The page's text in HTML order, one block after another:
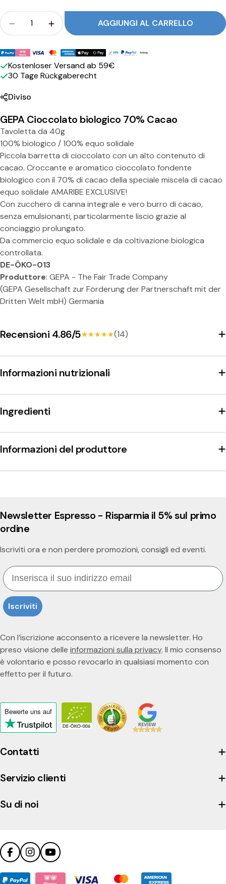
d
C
a
c
a
o
Folla
Quantità per GEPA Cioccolato BIO al 70% di
Quantità per GEPA Cioccolato BIO al
AGGIUNGI AL CARRELLO
Metodi
di
pagamento
Kostenloser Versand ab 59€
30 Tage Rückgaberecht
Diviso
Condividi questo prodotto
Diviso:
GEPA Cioccolato biologico 70% Cacao
Tavoletta da 40g
100% biologico / 100% equo solidale
Piccola barretta di cioccolato con un alto contenuto di
cacao. Croccante e aromatico cioccolato fondente
biologico con il 70% di cacao della speciale miscela di cacao
equo solidale AMARIBE EXCLUSIVE!
Con zucchero di canna integrale e vero burro di cacao,
senza emulsionanti, particolarmente liscio grazie al
conciaggio prolungato.
Da commercio equo solidale e da coltivazione biologica
controllata.
DE-ÖKO-013
Produttore: GEPA - The Fair Trade Company
(GEPA Gesellschaft zur Förderung der Partnerschaft mit der
Dritten Welt mbH) Germania
Recensioni 4.86/5★★★★★
★★★★★(14)
Informazioni nutrizionali
Ingredienti
Informazioni del produttore
Contatti
Servizio clienti
Su di noi
Newsletter Espresso - Risparmia il 5% sul primo
ordine
Iscriviti ora e non perdere promozioni, consigli ed eventi.
Email
Iscriviti
Con l’iscrizione acconsento a ricevere la newsletter. Ho
preso visione delle informazioni sulla privacy. Il mio consenso
è volontario e posso revocarlo in qualsiasi momento con
effetto per il futuro.
Bewerte uns auf
Click
to
view
company's
profile
FacebookInstagramYouTube
Metodi